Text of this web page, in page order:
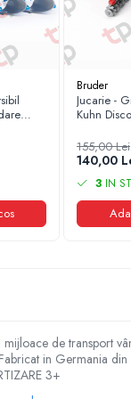
2 WD (2x4)
Bruder
Jucarie -
Kuhn
155,00 Lei
140,00
3 IN
de transport
in Germania din
3+